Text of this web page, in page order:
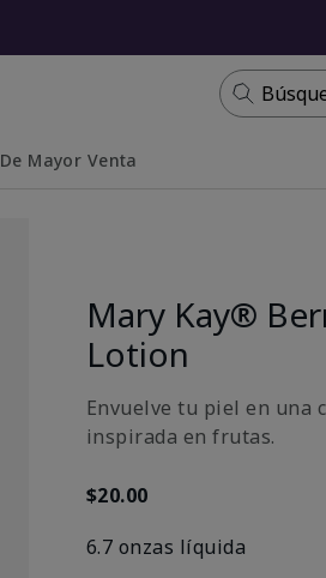
De Mayor Venta
Mary Kay®
Lotion
Envuelve tu piel en una
inspirada en frutas.
$20.00
6.7 onzas líquida